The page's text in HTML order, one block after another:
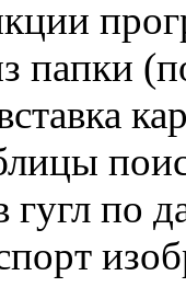
папки
гугл по